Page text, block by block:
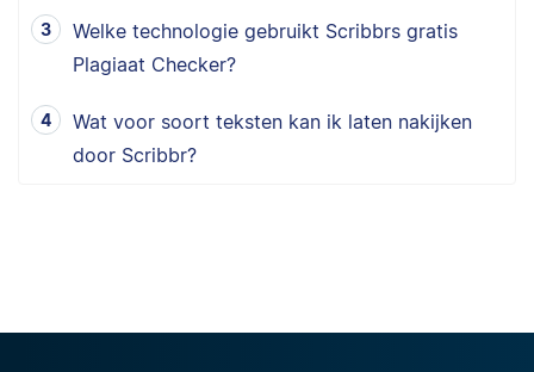
Welke technologie gebruikt Scribbrs gratis
Plagiaat Checker?
Wat voor soort teksten kan ik laten nakijken
door Scribbr?